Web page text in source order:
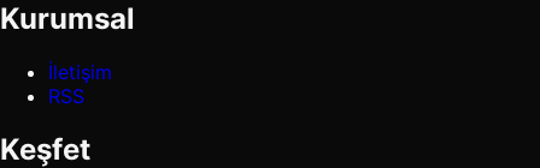
Kurumsal
İletişim
RSS
Keşfet